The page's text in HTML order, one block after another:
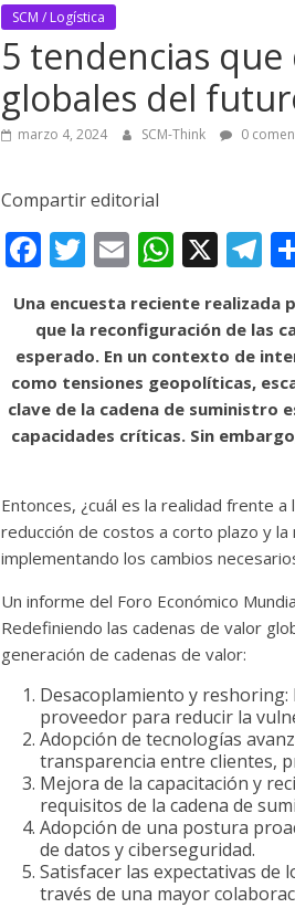
SCM / Logística
5 tendencias
globales del
marzo 4, 2024 SCM-Think 0
Compartir editorial
F
e
b
o
o
T
itt
er
E
m
ai
l
W
at
s
A
p
X T
el
e
gr
a
m
Una encuesta reciente realizada
que la reconfiguración de las
esperado. En un contexto de
como tensiones geopolíticas,
clave de la cadena de suministro
capacidades críticas. Sin
Entonces, ¿cuál es la realidad frente
reducción de costos a corto plazo y
implementando los cambios
Un informe del Foro Económico
Redefiniendo las cadenas de valor
generación de cadenas de valor:
Desacoplamiento y
proveedor para reducir la
Adopción de tecnologías
transparencia entre clientes,
Mejora de la capacitación y
requisitos de la cadena de
Adopción de una postura
de datos y ciberseguridad.
Satisfacer las expectativas de
través de una mayor